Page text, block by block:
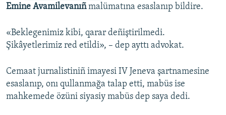
Emine Avamilevanıñmalümatına esaslanıp bildire.
«Beklegenimiz kibi, qarar deñiştirilmedi.
Şikâyetlerimiz red etildi», – dep ayttı advokat.
Cemaat jurnalistiniñ imayesi IV Jeneva şartnamesine
esaslanıp, onı qullanmağa talap etti, mabüs ise
mahkemede özüni siyasiy mabüs dep saya dedi.